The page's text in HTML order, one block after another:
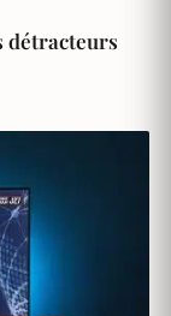
détracteurs